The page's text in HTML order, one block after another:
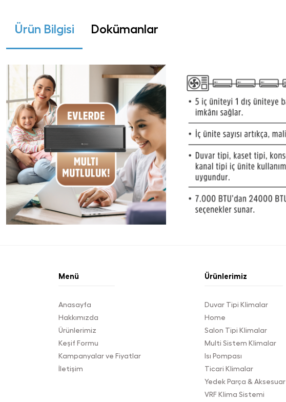
Ürün Bilgisi Dokümanlar
Menü
Anasayfa
Hakkımızda
Ürünlerimiz
Keşif Formu
Kampanyalar ve Fiyatlar
İletişim
Ürünlerimiz
Duvar Tipi Klimalar
Home
Salon Tipi Klimalar
Multi Sistem Klimalar
Isı Pompası
Ticari Klimalar
Yedek Parça & Aksesuar
VRF Klima Sistemi